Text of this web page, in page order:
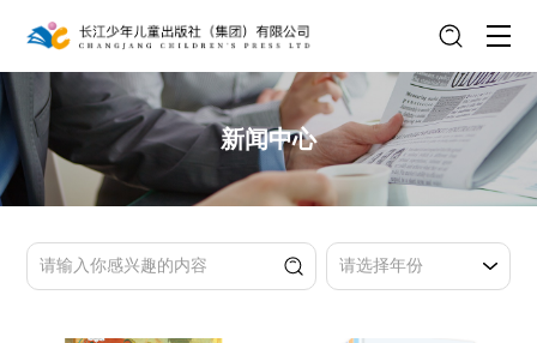
新闻中心